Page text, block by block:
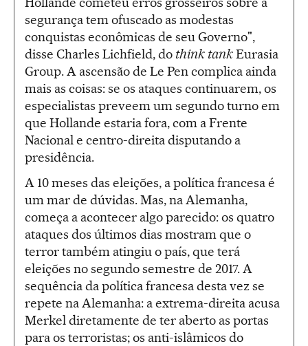
segurança tem ofuscado as modestas
conquistas econômicas de seu Governo",
disse Charles Lichfield, do think tankEurasia
Group. A ascensão de Le Pen complica ainda
mais as coisas: se os ataques continuarem, os
especialistas preveem um segundo turno em
que Hollande estaria fora, com a Frente
Nacional e centro-direita disputando a
presidência.
A 10 meses das eleições, a política francesa é
um mar de dúvidas. Mas, na Alemanha,
começa a acontecer algo parecido: os quatro
ataques dos últimos dias mostram que o
terror também atingiu o país, que terá
eleições no segundo semestre de 2017. A
sequência da política francesa desta vez se
repete na Alemanha: a extrema-direita acusa
Merkel diretamente de ter aberto as portas
para os terroristas; os anti-islâmicos do